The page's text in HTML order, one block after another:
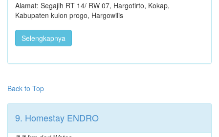
Alamat: Segajih RT 14/ RW 07, Hargotirto, Kokap,
Kabupaten kulon progo, Hargowilis
Selengkapnya
Back to Top
9. Homestay ENDRO